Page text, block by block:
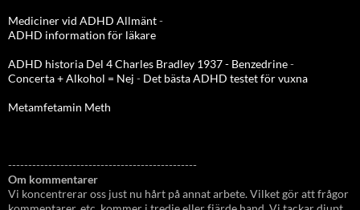
Mediciner vid ADHD Allmänt-
ADHD information för läkare
ADHD historia Del 4 Charles Bradley 1937 - Benzedrine-
Concerta + Alkohol = Nej - Det bästa ADHD testet för vuxna
Metamfetamin Meth
-----------------------------------------------
Om kommentarer
Vi koncentrerar oss just nu hårt på annat arbete. Vilket gör att frågor